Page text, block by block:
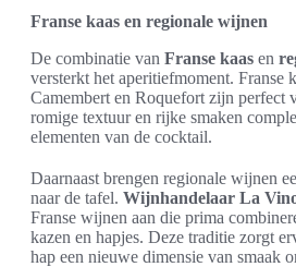
Franse kaas en regionale wijnen
De combinatie van Franse kaas en
versterkt het aperitiefmoment. Franse
Camembert en Roquefort zijn perfect
romige textuur en rijke smaken
elementen van de cocktail.
Daarnaast brengen regionale wijnen
naar de tafel. Wijnhandelaar La
Franse wijnen aan die prima
kazen en hapjes. Deze traditie zorgt
hap een nieuwe dimensie van smaak